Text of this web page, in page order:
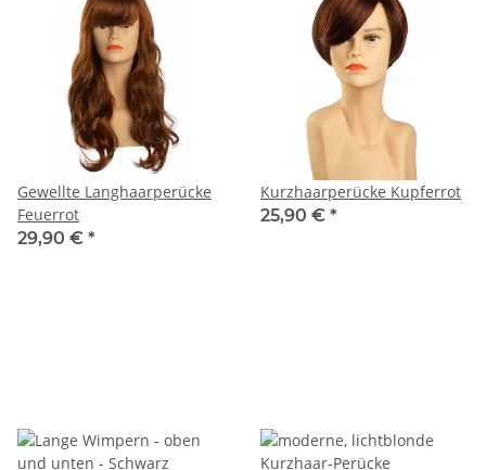
Gewellte Langhaarperücke
Feuerrot
29,90 € *
Kurzhaarperücke Kupferrot
25,90 € *